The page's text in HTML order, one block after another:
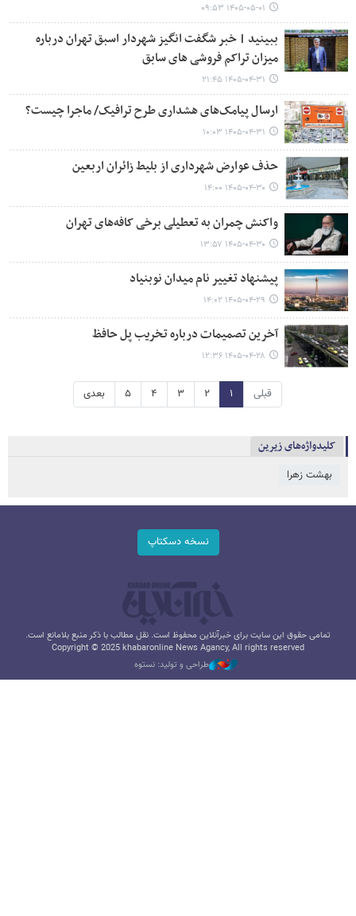
۱۴۰۵-۰۵-۰۱ ۰۹:۵۳
ببینید | خبر شگفت انگیز شهردار اسبق تهران درباره
میزان تراکم فروشی های سابق
۱۴۰۵-۰۴-۳۱ ۲۱:۴۵
ارسال پیامک‌های هشداری طرح ترافیک/ ماجرا چیست؟
۱۴۰۵-۰۴-۳۱ ۱۰:۰۳
حذف عوارض شهرداری از بلیط زائران اربعین
۱۴۰۵-۰۴-۳۰ ۱۴:۰۰
واکنش چمران به تعطیلی برخی کافه‌های تهران
۱۴۰۵-۰۴-۳۰ ۱۳:۵۷
پیشنهاد تغییر نام میدان نوبنیاد
۱۴۰۵-۰۴-۲۹ ۱۴:۰۲
آخرین تصمیمات درباره تخریب پل حافظ
۱۴۰۵-۰۴-۲۸ ۱۲:۳۶
قبلی ۱ ۲ ۳ ۴ ۵ بعدی
کلیدواژه‌های زیرین
بهشت زهرا
نسخه دسکتاپ
تمامی حقوق این سایت برای خبرآنلاین محفوظ است. نقل مطالب با ذکر منبع بلامانع است.
Copyright © 2025 khabaronline News Agancy, All rights reserved
طراحی و تولید: نستوه